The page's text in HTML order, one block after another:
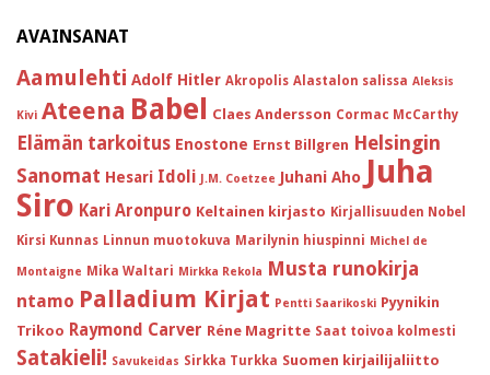
AVAINSANAT
Aamulehti Adolf Hitler Akropolis Alastalon salissa Aleksis
Kivi Ateena Babel Claes Andersson Cormac McCarthy
Elämän tarkoitus Enostone Ernst Billgren Helsingin
Sanomat Hesari Idoli J.M. Coetzee Juhani Aho Juha
Siro Kari Aronpuro Keltainen kirjasto Kirjallisuuden Nobel
Kirsi Kunnas Linnun muotokuva Marilynin hiuspinni Michel de
Montaigne Mika Waltari Mirkka Rekola Musta runokirja
ntamo Palladium Kirjat Pentti Saarikoski Pyynikin
Trikoo Raymond Carver Réne Magritte Saat toivoa kolmesti
Satakieli! Savukeidas Sirkka Turkka Suomen kirjailijaliitto